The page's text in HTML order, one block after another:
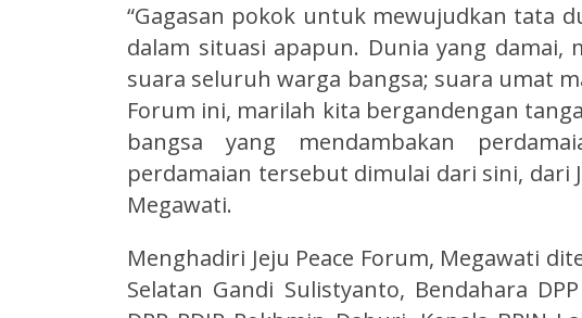
“Gagasan pokok untuk mewujudkan tata
dalam situasi apapun. Dunia yang damai,
suara seluruh warga bangsa; suara umat
Forum ini, marilah kita bergandengan
bangsa yang mendambakan
perdamaian tersebut dimulai dari sini, dari
Megawati.
Menghadiri Jeju Peace Forum, Megawati
Selatan Gandi Sulistyanto, Bendahara